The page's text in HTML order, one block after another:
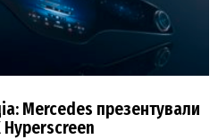
Mercedes презентували
Hyperscreen